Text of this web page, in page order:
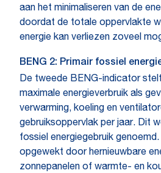
aan het minimaliseren van de
doordat de totale oppervlakte
energie kan verliezen zoveel
BENG 2: Primair fossiel
De tweede BENG-indicator
maximale energieverbruik als
verwarming, koeling en
gebruiksoppervlak per jaar. Dit
fossiel energiegebruik
opgewekt door hernieuwbare
zonnepanelen of warmte- en